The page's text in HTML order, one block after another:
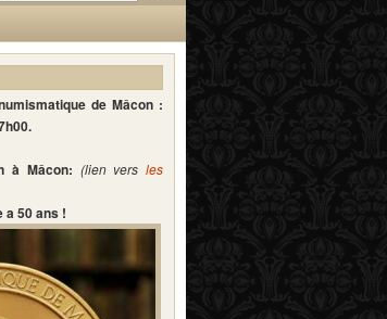
de Mâcon :
à Mâcon: (lien vers les
a 50 ans !